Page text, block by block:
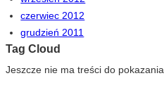
czerwiec 2012
grudzień 2011
Tag Cloud
Jeszcze nie ma treści do pokazania.